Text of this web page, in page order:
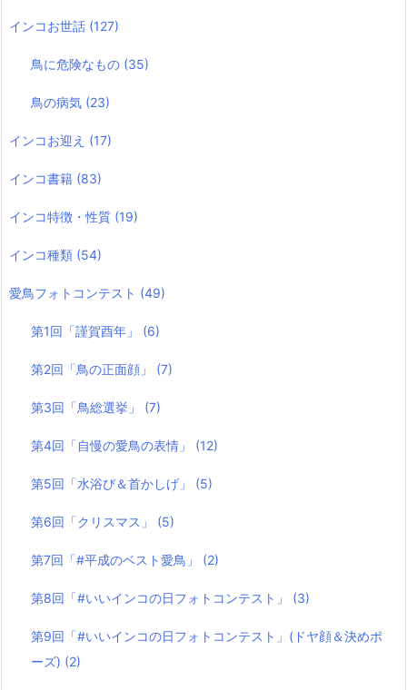
インコお世話 (127)
鳥に危険なもの (35)
鳥の病気 (23)
インコお迎え (17)
インコ書籍 (83)
インコ特徴・性質 (19)
インコ種類 (54)
愛鳥フォトコンテスト (49)
第1回「謹賀酉年」 (6)
第2回「鳥の正面顔」 (7)
第3回「鳥総選挙」 (7)
第4回「自慢の愛鳥の表情」 (12)
第5回「水浴び＆首かしげ」 (5)
第6回「クリスマス」 (5)
第7回「#平成のベスト愛鳥」 (2)
第8回「#いいインコの日フォトコンテスト」 (3)
第9回「#いいインコの日フォトコンテスト」(ドヤ顔＆決めポ
ーズ) (2)